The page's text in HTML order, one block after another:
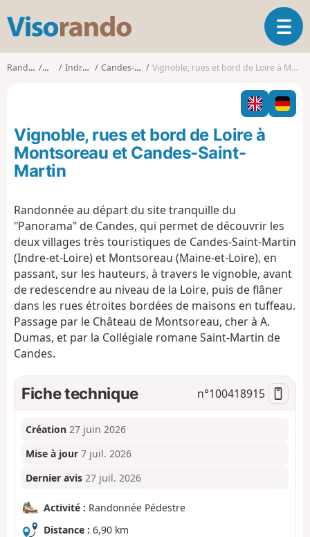
s
o
o
O
u
v
i
r
l
a
t
n
Randonnées CentreIndre-et-Loire Candes-Saint-Martin Vignoble, rues et bord de Loire à Montsoreau et Candes-Saint-Martin
Vignoble, rues et bord de Loire à
Montsoreau et Candes-Saint-
Martin
Randonnée au départ du site tranquille du
"Panorama" de Candes, qui permet de découvrir les
deux villages très touristiques de Candes-Saint-Martin
(Indre-et-Loire) et Montsoreau (Maine-et-Loire), en
passant, sur les hauteurs, à travers le vignoble, avant
de redescendre au niveau de la Loire, puis de flâner
dans les rues étroites bordées de maisons en tuffeau.
Passage par le Château de Montsoreau, cher à A.
Dumas, et par la Collégiale romane Saint-Martin de
Candes.
Fiche technique n°100418915
Création 27 juin 2026
Mise à jour 7 juil. 2026
Dernier avis 27 juil. 2026
Activité : Randonnée Pédestre
Distance : 6,90 km